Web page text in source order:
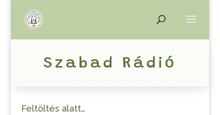
Szabad Rádió
Feltöltés alatt…